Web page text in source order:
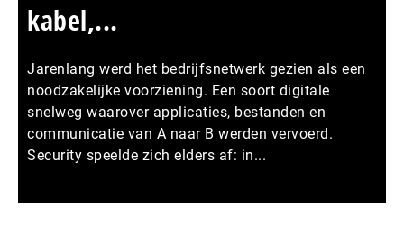
kabel,...
Jarenlang werd het bedrijfsnetwerk gezien als een
noodzakelijke voorziening. Een soort digitale
snelweg waarover applicaties, bestanden en
communicatie van A naar B werden vervoerd.
Security speelde zich elders af: in...